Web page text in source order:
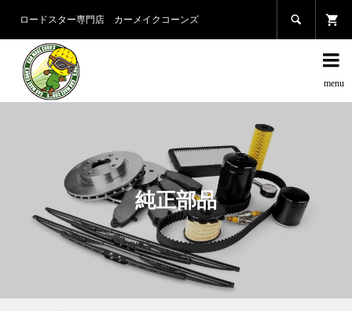
ロードスター専門店 カーメイクコーンズ 

純正部品